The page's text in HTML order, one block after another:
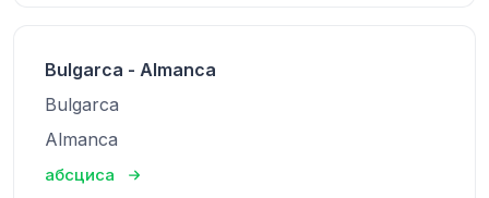
Bulgarca - Almanca
Bulgarca
Almanca
абсциса